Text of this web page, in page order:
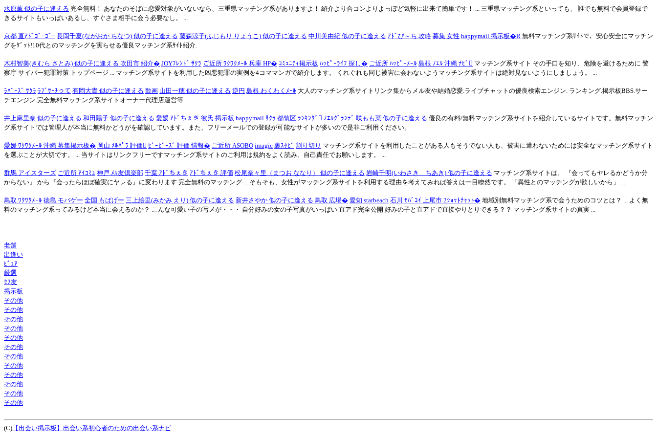
水原薫 似の子に逢える 完全無料！ あなたのそばに恋愛対象がいないなら、三重県マッチング系がありますよ！ 紹介より合コンよりよっぽど気軽に出来て簡単です！ ... 三重県マッチング系といっても、 誰でも無料で会員登録で
きるサイトもいっぱいあるし、すぐさま相手に会う必要なし。 ...
京都 直ｱﾄﾞｺﾞｰｺﾞｰ 長岡千夏(ながおか ちなつ) 似の子に逢える 藤森涼子(ふじもり りょうこ) 似の子に逢える 中川美由紀 似の子に逢える ｱﾄﾞび～ち 攻略 募集 女性 happymail 掲示板�R 無料マッチング系ｻｲﾄで、安心安全にマッチン
グをｹﾞｯﾄ!10代とのマッチングを実らせる優良マッチング系ｻｲﾄ紹介.
木村智美(きむら さとみ) 似の子に逢える 吹田市 紹介� JOYﾌﾚﾝﾄﾞ ｻｸﾗ ご近所 ﾜｸﾜｸﾒｰﾙ 兵庫 HP� ｺﾐｭﾆﾃｨ掲示板 ﾊｯﾋﾟｰﾗｲﾌ 探し� ご近所 ﾊｯﾋﾟｰﾒｰﾙ 島根 ﾉｴﾙ 沖縄 ﾅﾋﾞ マッチング系サイト その手口を知り、危険を避けるために 警
察庁 サイバー犯罪対策 トップページ ... マッチング系サイトを利用した凶悪犯罪の実例を4コママンガで紹介します。 くれぐれも同じ被害に会わないようマッチング系サイトは絶対見ないようにしましょう。 ...
ﾗﾊﾞｰｽﾞ ｻｸﾗ ﾗﾌﾞｻｰﾁって 有岡大貴 似の子に逢える 動画 山田一穂 似の子に逢える 逆円 島根 わくわくﾒｰﾙ 大人のマッチング系サイトリンク集からメル友や結婚恋愛.ライブチャットの優良検索エンジン. ランキング.掲示板BBS.サー
チエンジン.完全無料マッチング系サイトオーナー代理店運営等.
井上麻里奈 似の子に逢える 和田陽子 似の子に逢える 愛媛 ｱﾄﾞちぇき 彼氏 掲示板 happymail ｻｸﾗ 都筑区 ﾗﾝｷﾝｸﾞ ﾉｴﾙｸﾞﾗﾝﾃﾞ 咲もも菜 似の子に逢える 優良の有料/無料マッチング系サイトを紹介しているサイトです。無料マッチン
グ系サイトでは管理人が本当に無料かどうがを確認しています。また、フリーメールでの登録が可能なサイトが多いので是非ご利用ください。
愛媛 ﾜｸﾜｸﾒｰﾙ 沖縄 募集掲示板� 岡山 ﾒﾙﾊﾟﾗ 評価 ﾋﾞｰﾋﾞｰｽﾞ 評価 情報� ご近所 ASOBO imagic 裏ｽﾀﾋﾞ 割り切り マッチング系サイトを利用したことがある人もそうでない人も、被害に遭わないためには安全なマッチング系サイト
を選ぶことが大切です。 ... 当サイトはリンクフリーですマッチング系サイトのご利用は規約をよく読み、自己責任でお願いします。 ...
群馬 アイスターズ ご近所 ｱｲｺﾐｭ 神戸 ﾒﾙ友倶楽部 千葉 ｱﾄﾞちぇき ｱﾄﾞちぇき 評価 松尾奈々里（まつお ななり） 似の子に逢える 岩崎千明(いわさき ちあき) 似の子に逢える マッチング系サイトは、 『会ってもヤレるかどうか分
からない』 から『会ったらほぼ確実にヤレる』に変わります 完全無料のマッチング ... そもそも、女性がマッチング系サイトを利用する理由を考えてみれば答えは一目瞭然です。 「異性とのマッチングが欲しいから」 ...
鳥取 ﾜｸﾜｸﾒｰﾙ 徳島 モバゲー 全国 もばげー 三上絵里(みかみ えり) 似の子に逢える 新井さやか 似の子に逢える 鳥取 広場� 愛知 starbeach 石川 ﾓﾊﾞｺｲ 上尾市 2ｼｮｯﾄﾁｬｯﾄ� 地域別無料マッチング系で会うためのコツとは？ ... よく無
料のマッチング系ってみるけど本当に会えるのか？ こんな可愛い子の写メが・・・ 自分好みの女の子写真がいっぱい 直アド完全公開 好みの子と直アドで直接やりとりできる？？ マッチング系サイトの真実 ...
老舗
出逢い
ﾋﾟｭｱ
厳選
ｾﾌ友
掲示板
その他
その他
その他
その他
その他
その他
その他
その他
その他
その他
その他
その他
(C) 【出会い掲示板】出会い系初心者のための出会い系ナビ